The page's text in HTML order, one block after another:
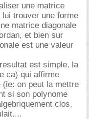
une matrice
trouver une forme
matrice diagonale
et bien sur
est une valeur
est simple, la
ca) qui affirme
on peut la mettre
si son polynome
clos,